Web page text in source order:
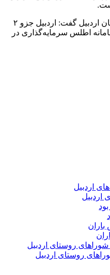
مدیرکل امور اقتصادی و دارایی استان اردبیل گفت: اردبیل جزو ۲
اطلس سرمایه‌گذاری در
اردبیل